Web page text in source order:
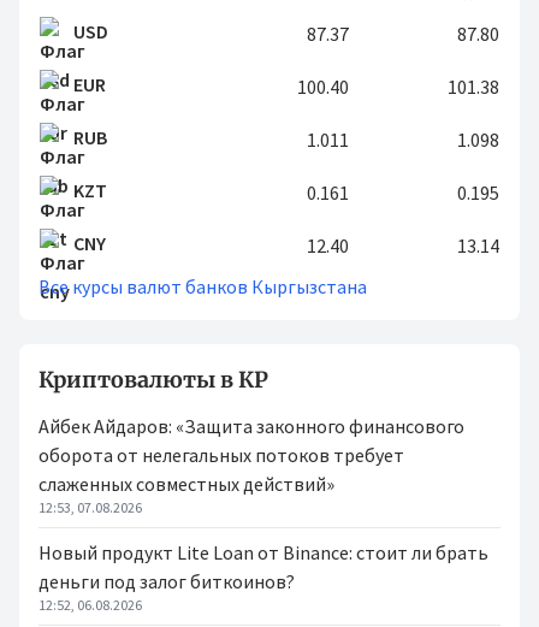
USD 87.37 87.80
EUR 100.40 101.38
RUB 1.011 1.098
KZT 0.161 0.195
CNY 12.40
13.14
Все курсы валют банков Кыргызстана
Криптовалюты в КР
Айбек Айдаров: «Защита законного финансового
оборота от нелегальных потоков требует
слаженных совместных действий»
12:53, 07.08.2026
Новый продукт Lite Loan от Binance: стоит ли брать
деньги под залог биткоинов?
12:52, 06.08.2026